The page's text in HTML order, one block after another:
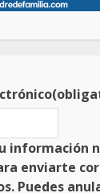
información
enviarte
Puedes